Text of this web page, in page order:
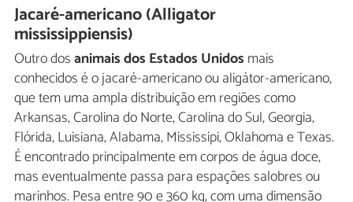
Jacaré-americano (Alligator
mississippiensis)
Outro dosanimais dos Estados Unidos mais
conhecidos é o jacaré-americano ou aligátor-americano,
que tem uma ampla distribuição em regiões como
Arkansas, Carolina do Norte, Carolina do Sul, Georgia,
Flórida, Luisiana, Alabama, Mississipi, Oklahoma e Texas.
É encontrado principalmente em corpos de água doce,
mas eventualmente passa para espações salobres ou
marinhos. Pesa entre 90 e 360 kg, com uma dimensão